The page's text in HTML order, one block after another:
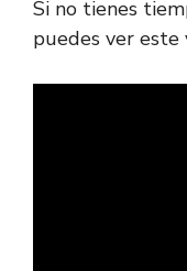
Si no tienes
puedes ver este